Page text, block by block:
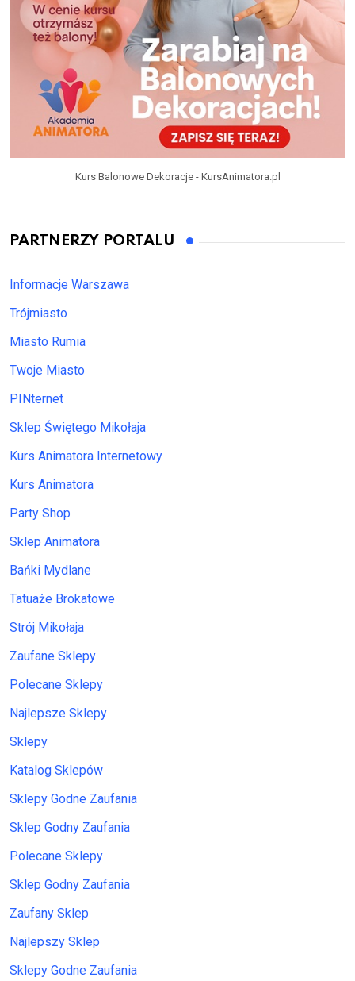
Kurs Balonowe Dekoracje - KursAnimatora.pl
PARTNERZY PORTALU
Informacje Warszawa
Trójmiasto
Miasto Rumia
Twoje Miasto
PINternet
Sklep Świętego Mikołaja
Kurs Animatora Internetowy
Kurs Animatora
Party Shop
Sklep Animatora
Bańki Mydlane
Tatuaże Brokatowe
Strój Mikołaja
Zaufane Sklepy
Polecane Sklepy
Najlepsze Sklepy
Sklepy
Katalog Sklepów
Sklepy Godne Zaufania
Sklep Godny Zaufania
Polecane Sklepy
Sklep Godny Zaufania
Zaufany Sklep
Najlepszy Sklep
Sklepy Godne Zaufania